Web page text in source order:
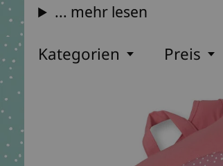
... mehr lesen
Kategorien
Preis